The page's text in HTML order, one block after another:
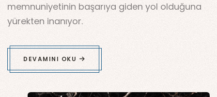
memnuniyetinin başarıya giden yol olduğuna
yürekten inanıyor.
DEVAMINI OKU